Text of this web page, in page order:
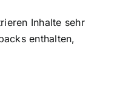
Inhalte sehr
enthalten,